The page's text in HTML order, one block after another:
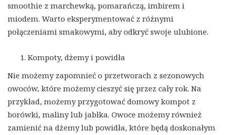
smoothie z marchewką, pomarańczą, imbirem i
miodem. Warto eksperymentować z różnymi
połączeniami smakowymi, aby odkryć swoje ulubione.
Kompoty, dżemy i powidła
Nie możemy zapomnieć o przetworach z sezonowych
owoców, które możemy cieszyć się przez cały rok. Na
przykład, możemy przygotować domowy kompot z
borówki, maliny lub jabłka. Owoce możemy również
zamienić na dżemy lub powidła, które będą doskonałym